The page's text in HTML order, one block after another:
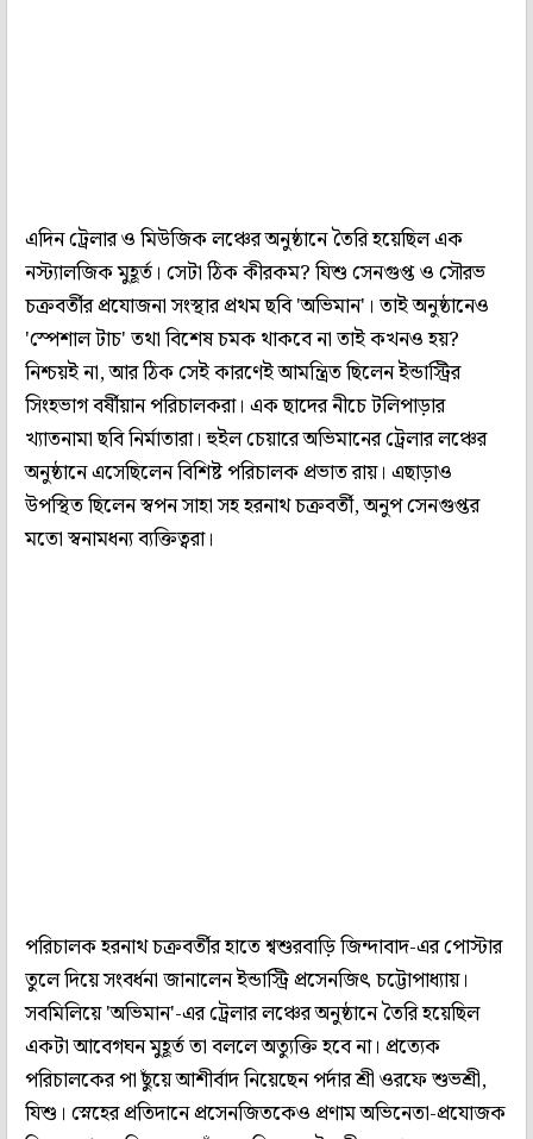
এদিন ট্রেলার ও মিউজিক লঞ্চের অনুষ্ঠানে তৈরি হয়েছিল এক
নস্ট্যালজিক মুহূর্ত। সেটা ঠিক কীরকম? যিশু সেনগুপ্ত ও সৌরভ
চক্রবর্তীর প্রযোজনা সংস্থার প্রথম ছবি 'অভিমান'। তাই অনুষ্ঠানেও
'স্পেশাল টাচ' তথা বিশেষ চমক থাকবে না তাই কখনও হয়?
নিশ্চয়ই না, আর ঠিক সেই কারণেই আমন্ত্রিত ছিলেন ইন্ডাস্ট্রির
সিংহভাগ বর্ষীয়ান পরিচালকরা। এক ছাদের নীচে টলিপাড়ার
খ্যাতনামা ছবি নির্মাতারা। হুইল চেয়ারে অভিমানের ট্রেলার লঞ্চের
অনুষ্ঠানে এসেছিলেন বিশিষ্ট পরিচালক প্রভাত রায়। এছাড়াও
উপস্থিত ছিলেন স্বপন সাহা সহ হরনাথ চক্রবর্তী, অনুপ সেনগুপ্তর
মতো স্বনামধন্য ব্যক্তিত্বরা।
পরিচালক হরনাথ চক্রবর্তীর হাতে শ্বশুরবাড়ি জিন্দাবাদ-এর পোস্টার
তুলে দিয়ে সংবর্ধনা জানালেন ইন্ডাস্ট্রি প্রসেনজিৎ চট্টোপাধ্যায়।
সবমিলিয়ে 'অভিমান'-এর ট্রেলার লঞ্চের অনুষ্ঠানে তৈরি হয়েছিল
একটা আবেগঘন মুহূর্ত তা বললে অত্যুক্তি হবে না। প্রত্যেক
পরিচালকের পা ছুঁয়ে আশীর্বাদ নিয়েছেন পর্দার শ্রী ওরফে শুভশ্রী,
যিশু। স্নেহের প্রতিদানে প্রসেনজিতকেও প্রণাম অভিনেতা-প্রযোজক